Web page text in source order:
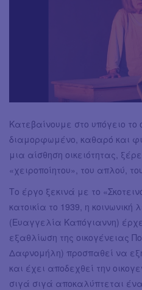
Κατεβαίνουμε στο υπόγειο το
διαμορφωμένο, καθαρό και
μια αίσθηση οικειότητας,
«χειροποίητου», του απλού,
Το έργο ξεκινά με το
κατοικία το 1939, η
(Ευαγγελία Καπόγιαννη)
εξαθλίωση της οικογένειας
Δαφνομήλη) προσπαθεί να
και έχει αποδεχθεί την
σιγά σιγά αποκαλύπτεται